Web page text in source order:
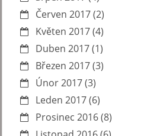
Červen 2017(2)
Květen 2017(4)
Duben 2017(1)
Březen 2017(3)
Únor 2017(3)
Leden 2017(6)
Prosinec 2016(8)